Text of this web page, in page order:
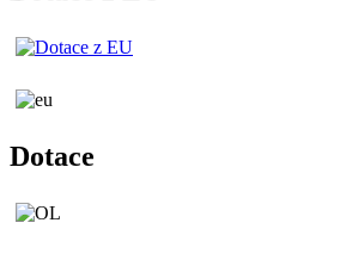
Dotace